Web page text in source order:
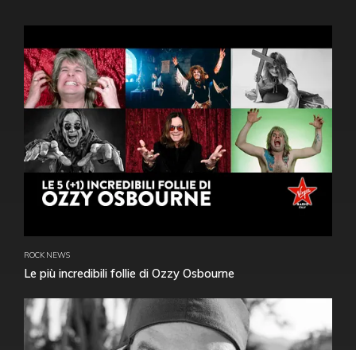
ROCK NEWS
Le più incredibili follie di Ozzy Osbourne